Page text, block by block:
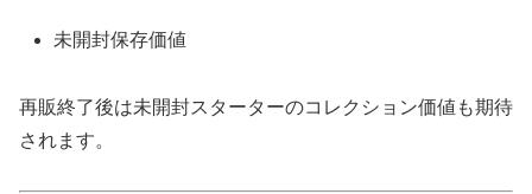
未開封保存価値
再販終了後は未開封スターターのコレクション価値も期待
されます。